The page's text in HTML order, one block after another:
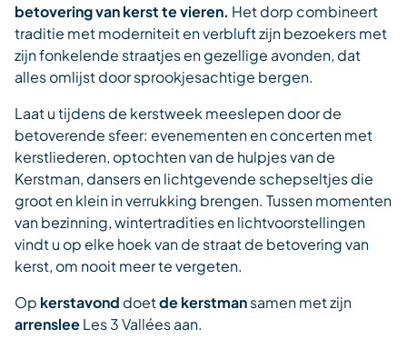
betovering van kerst te vieren. Het dorp combineert
traditie met moderniteit en verbluft zijn bezoekers met
zijn fonkelende straatjes en gezellige avonden, dat
alles omlijst door sprookjesachtige bergen.
Laat u tijdens de kerstweek meeslepen door de
betoverende sfeer: evenementen en concerten met
kerstliederen, optochten van de hulpjes van de
Kerstman, dansers en lichtgevende schepseltjes die
groot en klein in verrukking brengen. Tussen momenten
van bezinning, wintertradities en lichtvoorstellingen
vindt u op elke hoek van de straat de betovering van
kerst, om nooit meer te vergeten.
Op kerstavond doetde kerstmansamen met zijn
arrensleeLes 3 Vallées aan.